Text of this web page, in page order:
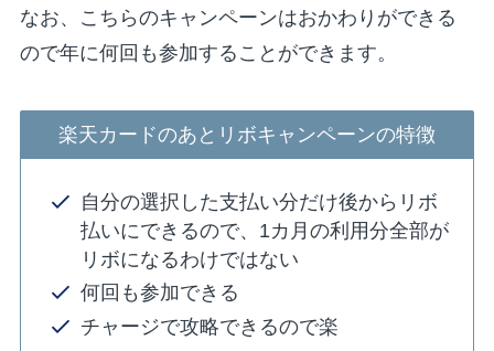
なお、こちらのキャンペーンはおかわりができる
ので年に何回も参加することができます。
楽天カードのあとリボキャンペーンの特徴
自分の選択した支払い分だけ後からリボ
払いにできるので、1カ月の利用分全部が
リボになるわけではない
何回も参加できる
チャージで攻略できるので楽